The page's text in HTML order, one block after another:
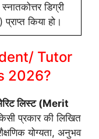
डिग्री
किया हो।
Tutor
2026?
लिस्ट (Merit
प्रकार की लिखित
शैक्षणिक योग्यता, अनुभव